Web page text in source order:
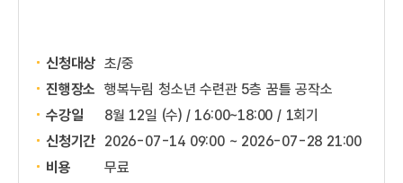
신청대상 초/중
진행장소 행복누림 청소년 수련관 5층 꿈틀 공작소
수강일
8월 12일 (수) / 16:00~18:00 / 1회기
신청기간 2026-07-14 09:00 ~ 2026-07-28 21:00
비용
무료